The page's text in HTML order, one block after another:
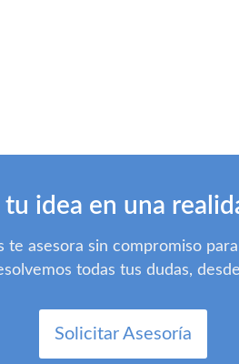
idea en una
te asesora sin compromiso
todas tus dudas,
Solicitar Asesoría